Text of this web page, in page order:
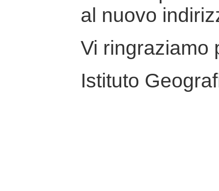
al nuovo
Vi ringraziamo
Istituto